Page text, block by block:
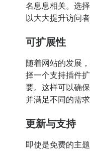
名息息相关。选
以大大提升访问
可扩展性
随着网站的发展
择一个支持插件
要。这样可以确
并满足不同的需求
更新与支持
即使是免费的主